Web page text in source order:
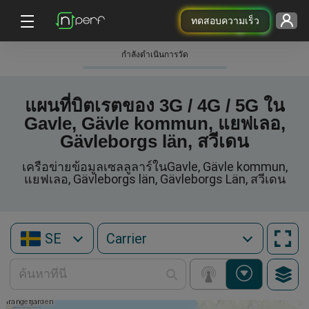
ทดสอบความเร็ว
กําลังดําเนินการวัด
แผนที่บิตเรตของ 3G / 4G / 5G ใน
Gavle, Gävle kommun, แยฟเลอ,
Gävleborgs län, สวีเดน
เครือข่ายข้อมูลเซลลูลาร์ในGavle, Gävle kommun,
แยฟเลอ, Gävleborgs län, Gävleborgs Län, สวีเดน
SE